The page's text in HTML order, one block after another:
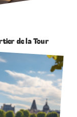
de la Tour